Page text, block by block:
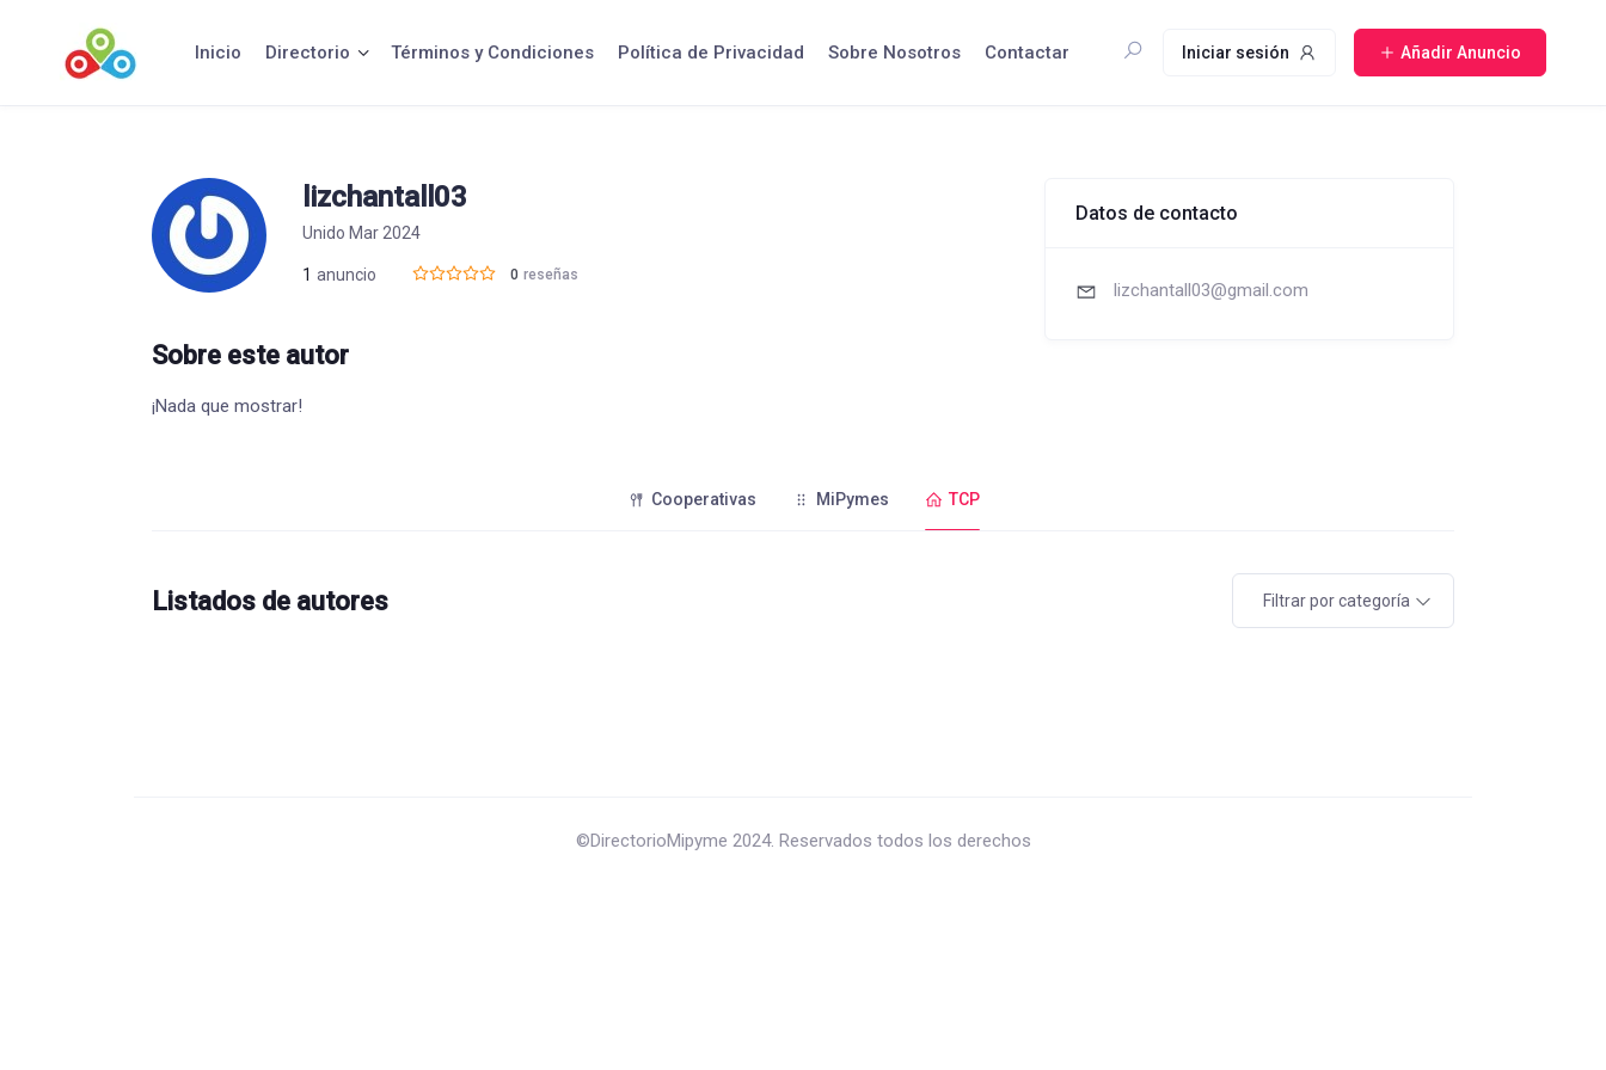
contenido
Inicio Directorio Términos y Condiciones Política de Privacidad Sobre Nosotros Contactar Iniciar sesión Añadir Anuncio
lizchantall03
Unido Mar 2024
1 anuncio 0 reseñas
Sobre este autor
¡Nada que mostrar!
Datos de contacto
lizchantall03@gmail.com
Cooperativas MiPymes TCP
Listados de autores Filtrar por categoría
©DirectorioMipyme 2024. Reservados todos los derechos